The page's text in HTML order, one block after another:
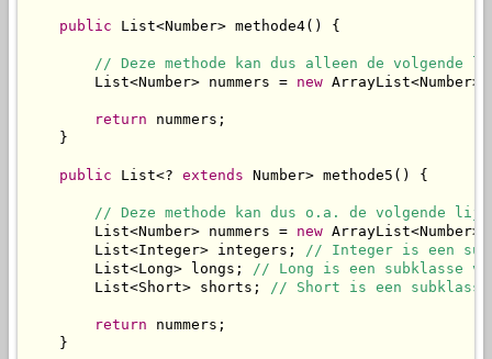
public List<Number> methode4() {
// Deze methode kan dus alleen de volgende
        List<Number> nummers =
new
return nummers;
    }
public List<? extends Number> methode5() {
// Deze methode kan dus o.a. de volgende
        List<Number> nummers =
new
        List<Integer> integers;
// Integer is een
        List<Long> longs;
// Long is een subklasse
        List<Short> shorts;
// Short is een subklasse
return nummers;
    }